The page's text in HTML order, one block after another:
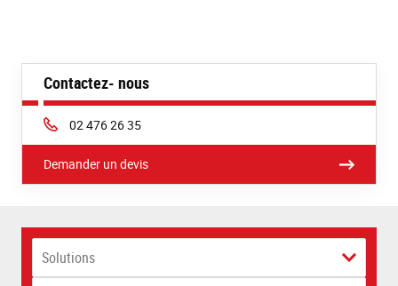
Contactez- nous
Phone:
02 476 26 35
Demander un devis
Solutions